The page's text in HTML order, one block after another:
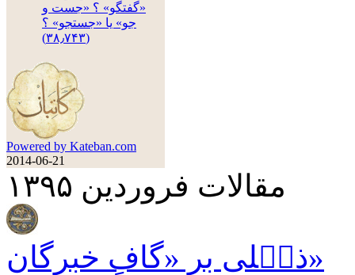
«گفتگو» ؟ «جست و
جو» یا «جستجو» ؟
(۳۸٫۷۴۳)
Powered by Kateban.com
2014-06-21
مقالات فروردين ۱۳۹۵
ذی۟لی بر «گافِ خبرگان»